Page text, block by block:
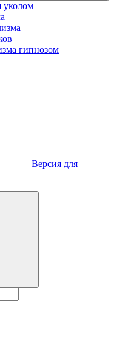
уколом
гипнозом
Версия для